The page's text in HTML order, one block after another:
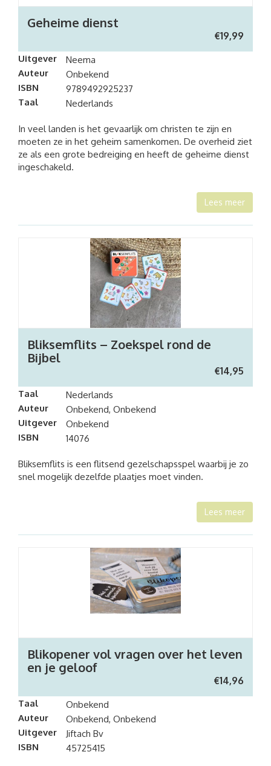
Geheime dienst
€19,99
Uitgever
Neema
Auteur
Onbekend
ISBN
9789492925237
Taal
Nederlands
In veel landen is het gevaarlijk om christen te zijn en
moeten ze in het geheim samenkomen. De overheid ziet
ze als een grote bedreiging en heeft de geheime dienst
ingeschakeld.
Lees meer
Bliksemflits – Zoekspel rond de
Bijbel
€14,95
Taal
Nederlands
Auteur
Onbekend, Onbekend
Uitgever
Onbekend
ISBN
14076
Bliksemflits is een flitsend gezelschapsspel waarbij je zo
snel mogelijk dezelfde plaatjes moet vinden.
Lees meer
Blikopener vol vragen over het leven
en je geloof
€14,96
Taal
Onbekend
Auteur
Onbekend, Onbekend
Uitgever
Jiftach Bv
ISBN
45725415